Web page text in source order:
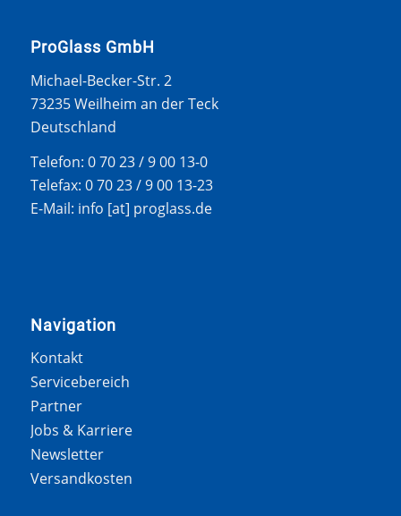
ProGlass GmbH
Michael-Becker-Str. 2
73235 Weilheim an der Teck
Deutschland
Telefon: 0 70 23 / 9 00 13-0
Telefax: 0 70 23 / 9 00 13-23
E-Mail: info [at] proglass.de
Navigation
Kontakt
Servicebereich
Partner
Jobs & Karriere
Newsletter
Versandkosten